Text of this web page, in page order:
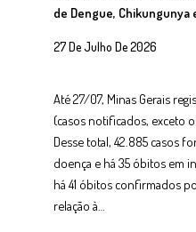
de Dengue, Chikungunya
27 De Julho De 2026
Até 27/07, Minas Gerais
(casos notificados, exceto
Desse total, 42.885 casos
doença e há 35 óbitos em
há 41 óbitos confirmados
relação à…